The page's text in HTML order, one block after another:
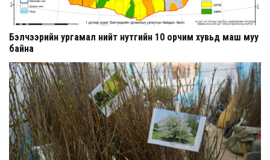
Бэлчээрийн ургамал нийт нутгийн 10 орчим хувьд маш муу
байна